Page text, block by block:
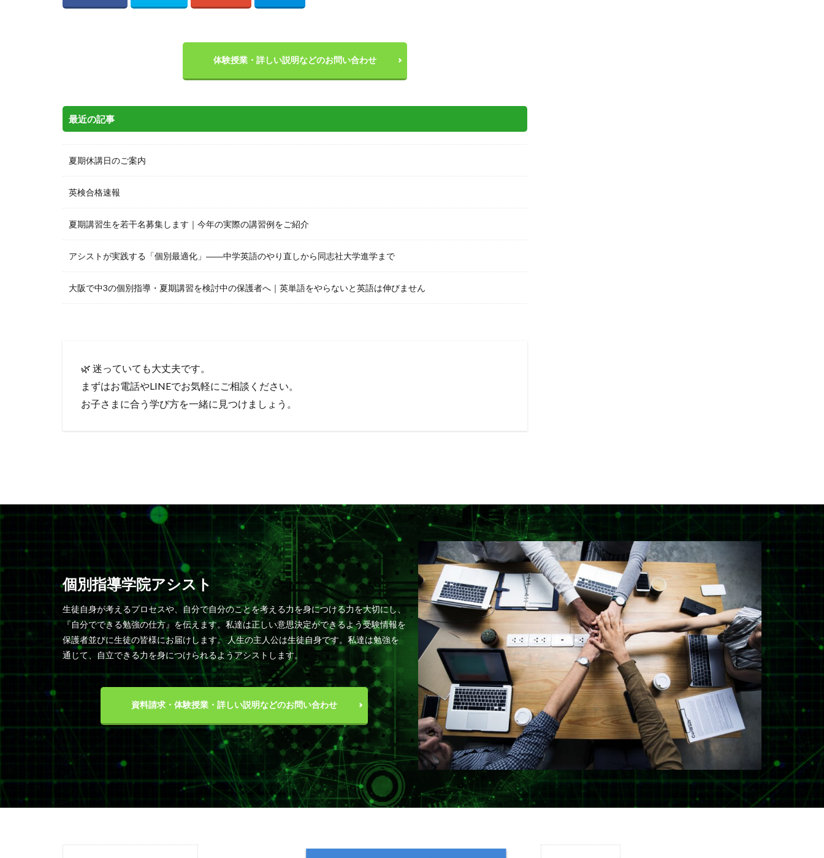
体験授業・詳しい説明などのお問い合わせ
最近の記事
夏期休講日のご案内
英検合格速報
夏期講習生を若干名募集します｜今年の実際の講習例をご紹介
アシストが実践する「個別最適化」――中学英語のやり直しから同志社大学進学まで
大阪で中3の個別指導・夏期講習を検討中の保護者へ｜英単語をやらないと英語は伸びません
🌿 迷っていても大丈夫です。
まずはお電話やLINEでお気軽にご相談ください。
お子さまに合う学び方を一緒に見つけましょう。
個別指導学院アシスト
生徒自身が考えるプロセスや、自分で自分のことを考える力を身につける力を大切にし、
『自分でできる勉強の仕方』を伝えます。私達は正しい意思決定ができるよう受験情報を
保護者並びに生徒の皆様にお届けします。 人生の主人公は生徒自身です。私達は勉強を
通じて、自立できる力を身につけられるようアシストします。
資料請求・体験授業・詳しい説明などのお問い合わせ